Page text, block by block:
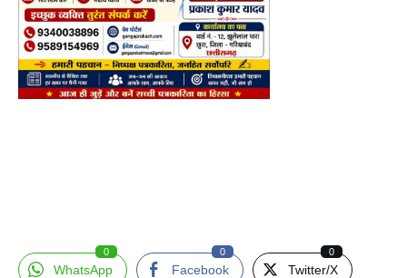
WhatsApp
0
Facebook
0
Twitter/X
0